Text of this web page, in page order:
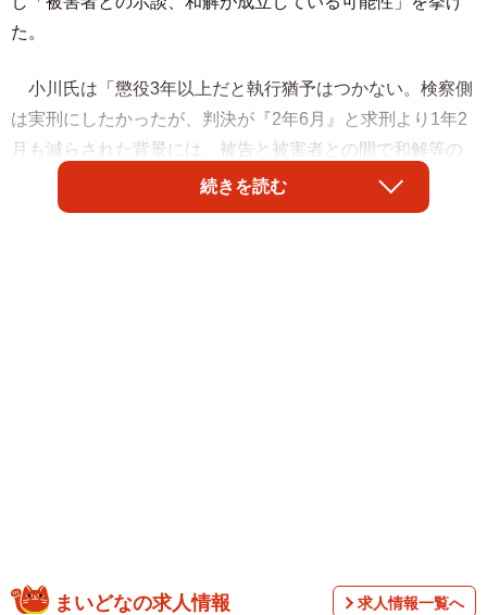
た。
小川氏は「懲役3年以上だと執行猶予はつかない。検察側
は実刑にしたかったが、判決が『2年6月』と求刑より1年2
月も減らされた背景には、被告と被害者との間で和解等の
動きがあることを意識したと考えられる。いくら、本人が
事実を認めて反省しているからといっても、それだけでは
続きを読む
まいどなの求人情報 求人情報一覧へ